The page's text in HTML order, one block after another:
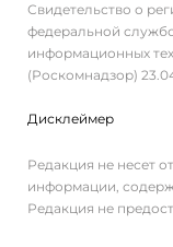
Свидетельство о
федеральной
информационных
(Роскомнадзор)
Дисклеймер
Редакция не несет
информации,
Редакция не